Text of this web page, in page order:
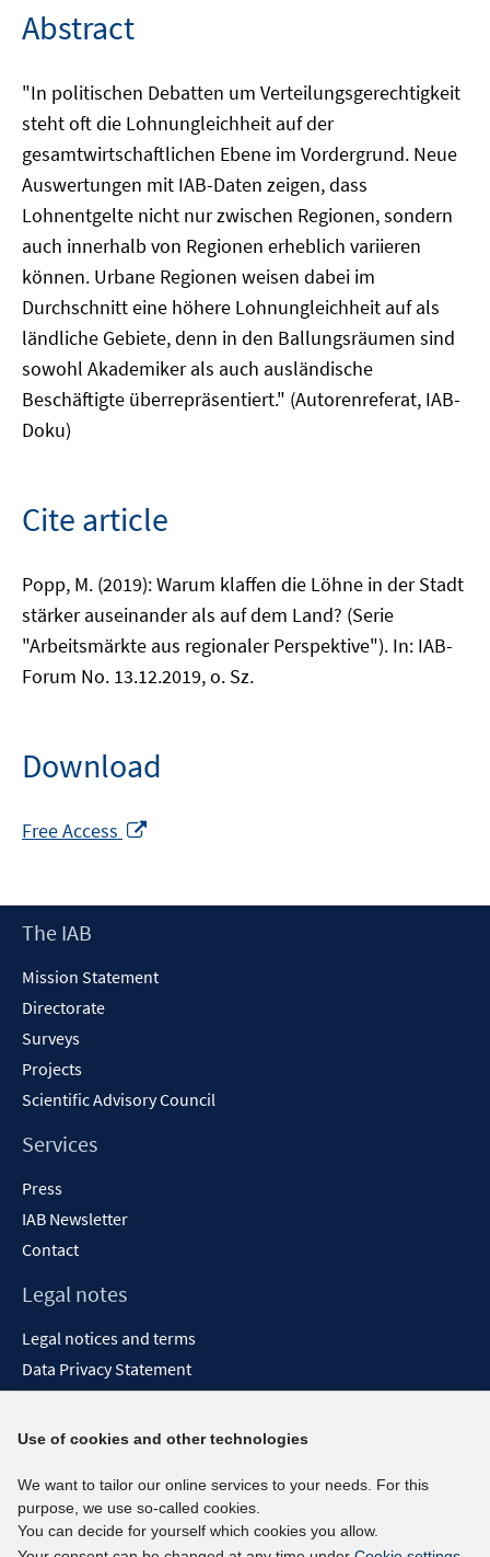
Abstract
"In politischen Debatten um Verteilungsgerechtigkeit
steht oft die Lohnungleichheit auf der
gesamtwirtschaftlichen Ebene im Vordergrund. Neue
Auswertungen mit IAB-Daten zeigen, dass
Lohnentgelte nicht nur zwischen Regionen, sondern
auch innerhalb von Regionen erheblich variieren
können. Urbane Regionen weisen dabei im
Durchschnitt eine höhere Lohnungleichheit auf als
ländliche Gebiete, denn in den Ballungsräumen sind
sowohl Akademiker als auch ausländische
Beschäftigte überrepräsentiert." (Autorenreferat, IAB-
Doku)
Cite article
Popp, M. (2019): Warum klaffen die Löhne in der Stadt
stärker auseinander als auf dem Land? (Serie
"Arbeitsmärkte aus regionaler Perspektive"). In: IAB-
Forum No. 13.12.2019, o. Sz.
Download
Free Access
new
Footer
The IAB
Mission Statement
Directorate
Surveys
Projects
Scientific Advisory Council
Services
Press
IAB Newsletter
Contact
Legal notes
Legal notices and terms
Data Privacy Statement
Report Accessibility
Social media channels
BlueSky
YouTube
Use of cookies and other technologies
We want to tailor our online services to your needs. For this
purpose, we use so-called cookies.
You can decide for yourself which cookies you allow.